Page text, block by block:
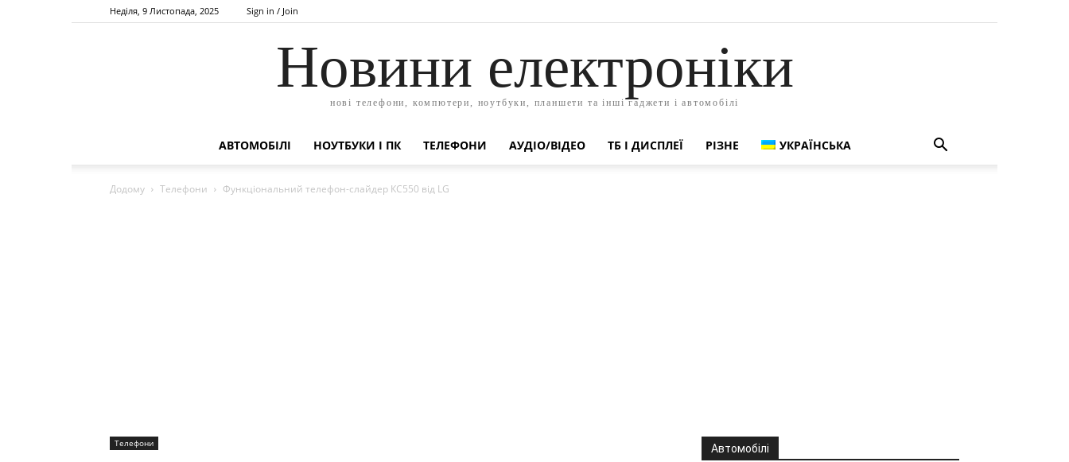
Неділя, 9 Листопада, 2025 Sign in / Join
Новини електроніки
нові телефони, компютери, ноутбуки, планшети та інші гаджети і автомобілі
АВТОМОБІЛІ НОУТБУКИ І ПК ТЕЛЕФОНИ АУДІО/ВІДЕО ТБ І ДИСПЛЕЇ РІЗНЕ УКРАЇНСЬКА
Додому Телефони Функціональний телефон-слайдер КС550 від LG
Телефони Автомобілі